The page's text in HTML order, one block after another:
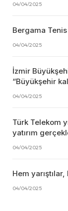
04/04/2025
Bergama
04/04/2025
İzmir
“Büyükşehir
04/04/2025
Türk Telekom
yatırım
04/04/2025
Hem
04/04/2025